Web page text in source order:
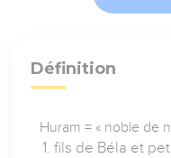
Définition
Huram = « noble de
fils de Béla et